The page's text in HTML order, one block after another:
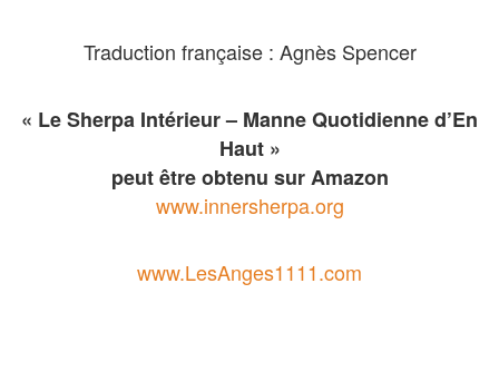
Traduction française : Agnès Spencer
« Le Sherpa Intérieur – Manne Quotidienne d’En
Haut »
peut être obtenu sur Amazon
www.innersherpa.org
www.LesAnges1111.com